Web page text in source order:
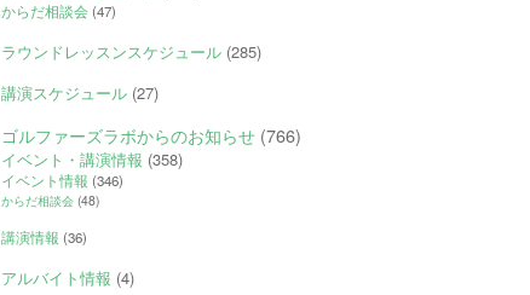
からだ相談会 (47)
ラウンドレッスンスケジュール (285)
講演スケジュール (27)
ゴルファーズラボからのお知らせ (766)
イベント・講演情報 (358)
イベント情報 (346)
からだ相談会 (48)
講演情報 (36)
アルバイト情報 (4)